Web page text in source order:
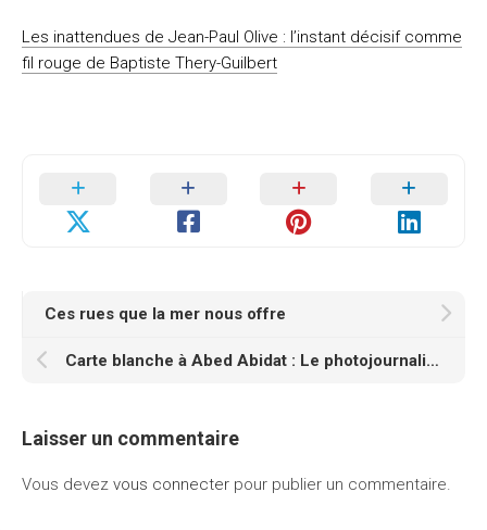
Les inattendues de Jean-Paul Olive : l’instant décisif comme
fil rouge de Baptiste Thery-Guilbert
Ces rues que la mer nous offre
Carte blanche à Abed Abidat : Le photojournaliste avant le numérique : les anecdotes de Jean Paul Olive
Laisser un commentaire
Vous devez vous connecter pour publier un commentaire.